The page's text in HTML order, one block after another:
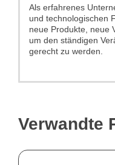
Als erfahrenes
und technologischen
neue Produkte, neue
um den ständigen
gerecht zu werden.
Verwandte